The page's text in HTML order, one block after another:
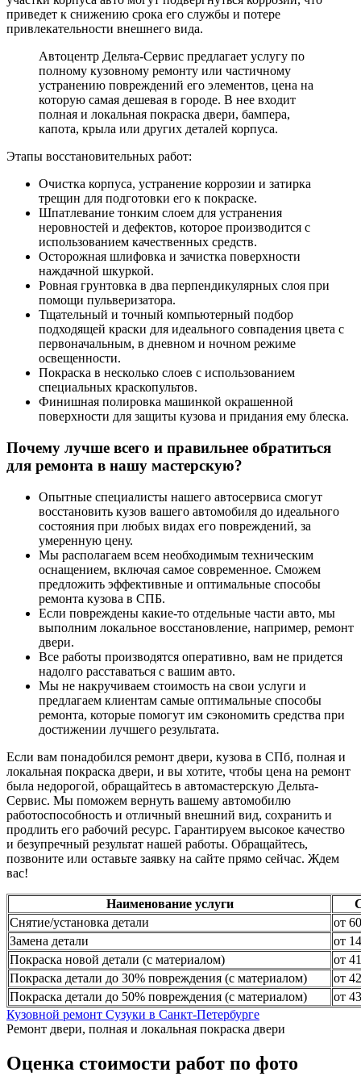
приведет к снижению срока его службы и потере
привлекательности внешнего вида.
Автоцентр Дельта-Сервис предлагает услугу по
полному кузовному ремонту или частичному
устранению повреждений его элементов, цена на
которую самая дешевая в городе. В нее входит
полная и локальная покраска двери, бампера,
капота, крыла или других деталей корпуса.
Этапы восстановительных работ:
Очистка корпуса, устранение коррозии и затирка
трещин для подготовки его к покраске.
Шпатлевание тонким слоем для устранения
неровностей и дефектов, которое производится с
использованием качественных средств.
Осторожная шлифовка и зачистка поверхности
наждачной шкуркой.
Ровная грунтовка в два перпендикулярных слоя при
помощи пульверизатора.
Тщательный и точный компьютерный подбор
подходящей краски для идеального совпадения цвета с
первоначальным, в дневном и ночном режиме
освещенности.
Покраска в несколько слоев с использованием
специальных краскопультов.
Финишная полировка машинкой окрашенной
поверхности для защиты кузова и придания ему блеска.
Почему лучше всего и правильнее обратиться
для ремонта в нашу мастерскую?
Опытные специалисты нашего автосервиса смогут
восстановить кузов вашего автомобиля до идеального
состояния при любых видах его повреждений, за
умеренную цену.
Мы располагаем всем необходимым техническим
оснащением, включая самое современное. Сможем
предложить эффективные и оптимальные способы
ремонта кузова в СПБ.
Если повреждены какие-то отдельные части авто, мы
выполним локальное восстановление, например, ремонт
двери.
Все работы производятся оперативно, вам не придется
надолго расставаться с вашим авто.
Мы не накручиваем стоимость на свои услуги и
предлагаем клиентам самые оптимальные способы
ремонта, которые помогут им сэкономить средства при
достижении лучшего результата.
Если вам понадобился ремонт двери, кузова в СПб, полная и
локальная покраска двери, и вы хотите, чтобы цена на ремонт
была недорогой, обращайтесь в автомастерскую Дельта-
Сервис. Мы поможем вернуть вашему автомобилю
работоспособность и отличный внешний вид, сохранить и
продлить его рабочий ресурс. Гарантируем высокое качество
и безупречный результат нашей работы. Обращайтесь,
позвоните или оставьте заявку на сайте прямо сейчас. Ждем
вас!
Наименование услуги
Снятие/установка детали
от
Замена детали
от
Покраска новой детали (с материалом)
от
Покраска детали до 30% повреждения (с материалом)
от
Покраска детали до 50% повреждения (с материалом)
от
Кузовной ремонт Сузуки в Санкт-Петербурге
Ремонт двери, полная и локальная покраска двери
Оценка стоимости работ по фото